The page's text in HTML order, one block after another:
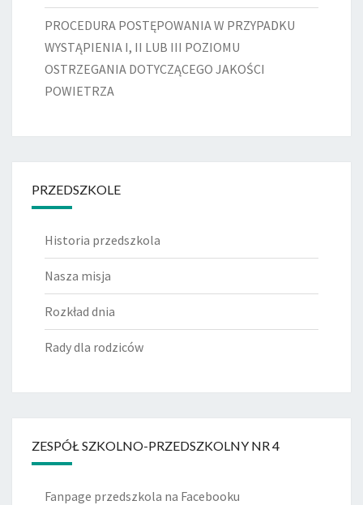
PROCEDURA POSTĘPOWANIA W PRZYPADKU
WYSTĄPIENIA I, II LUB III POZIOMU
OSTRZEGANIA DOTYCZĄCEGO JAKOŚCI
POWIETRZA
PRZEDSZKOLE
Historia przedszkola
Nasza misja
Rozkład dnia
Rady dla rodziców
ZESPÓŁ SZKOLNO-PRZEDSZKOLNY NR 4
Fanpage przedszkola na Facebooku